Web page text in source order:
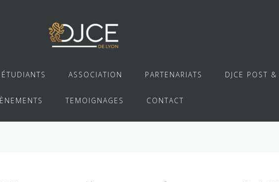
ÉTUDIANTS ASSOCIATION PARTENARIATS DJCE POST &
TEMOIGNAGES CONTACT